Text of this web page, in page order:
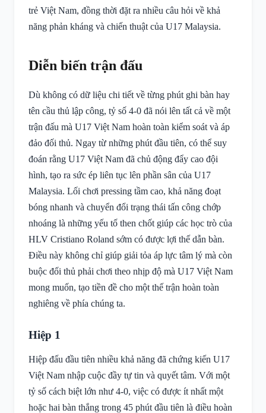
trẻ Việt Nam, đồng thời đặt ra nhiều câu hỏi về khả
năng phản kháng và chiến thuật của U17 Malaysia.
Diễn biến trận đấu
Dù không có dữ liệu chi tiết về từng phút ghi bàn hay
tên cầu thủ lập công, tỷ số 4-0 đã nói lên tất cả về một
trận đấu mà U17 Việt Nam hoàn toàn kiểm soát và áp
đảo đối thủ. Ngay từ những phút đầu tiên, có thể suy
đoán rằng U17 Việt Nam đã chủ động đẩy cao đội
hình, tạo ra sức ép liên tục lên phần sân của U17
Malaysia. Lối chơi pressing tầm cao, khả năng đoạt
bóng nhanh và chuyển đổi trạng thái tấn công chớp
nhoáng là những yếu tố then chốt giúp các học trò của
HLV Cristiano Roland sớm có được lợi thế dẫn bàn.
Điều này không chỉ giúp giải tỏa áp lực tâm lý mà còn
buộc đối thủ phải chơi theo nhịp độ mà U17 Việt Nam
mong muốn, tạo tiền đề cho một thế trận hoàn toàn
nghiêng về phía chúng ta.
Hiệp 1
Hiệp đấu đầu tiên nhiều khả năng đã chứng kiến U17
Việt Nam nhập cuộc đầy tự tin và quyết tâm. Với một
tỷ số cách biệt lớn như 4-0, việc có được ít nhất một
hoặc hai bàn thắng trong 45 phút đầu tiên là điều hoàn